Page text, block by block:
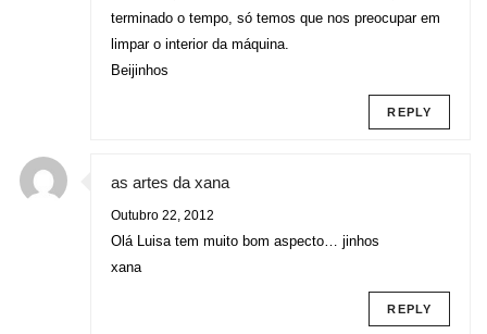
terminado o tempo, só temos que nos preocupar em
limpar o interior da máquina.
Beijinhos
REPLY
as artes da xana
Outubro 22, 2012
Olá Luisa tem muito bom aspecto… jinhos
xana
REPLY